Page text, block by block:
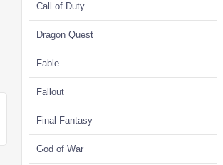
Call of Duty
Dragon Quest
Fable
Fallout
Final Fantasy
God of War